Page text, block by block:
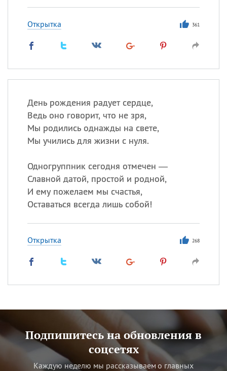
Открытка 361
День рождения радует сердце,
Ведь оно говорит, что не зря,
Мы родились однажды на свете,
Мы учились для жизни с нуля.
Одногруппник сегодня отмечен —
Славной датой, простой и родной,
И ему пожелаем мы счастья,
Оставаться всегда лишь собой!
Открытка 268
Подпишитесь на обновления в
соцсетях
Каждую неделю мы рассказываем о главных